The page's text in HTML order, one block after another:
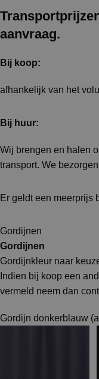
aanvraag.
Bij koop:
afhankelijk van het
Bij huur:
Wij brengen en halen
transport. We
Er geldt een meerprijs
Gordijnen
Gordijnen
Gordijnkleur naar
Indien bij koop een
vermeld neem dan
Gordijn donkerblauw